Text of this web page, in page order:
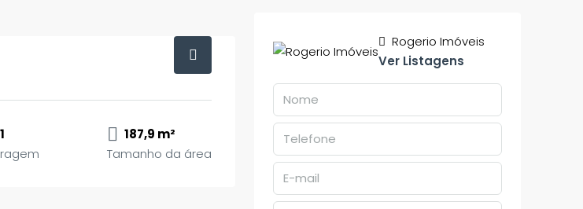
1
187,9 m²
Tamanho da área
Rogerio Imóveis
Ver Listagens